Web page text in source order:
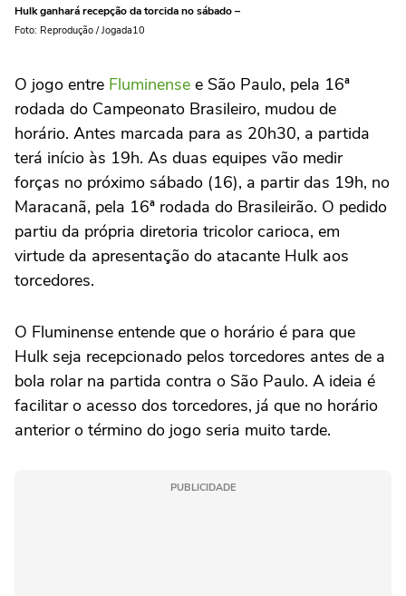
Hulk ganhará recepção da torcida no sábado –
Foto: Reprodução / Jogada10
O jogo entre Fluminense e São Paulo, pela 16ª
rodada do Campeonato Brasileiro, mudou de
horário. Antes marcada para as 20h30, a partida
terá início às 19h. As duas equipes vão medir
forças no próximo sábado (16), a partir das 19h, no
Maracanã, pela 16ª rodada do Brasileirão. O pedido
partiu da própria diretoria tricolor carioca, em
virtude da apresentação do atacante Hulk aos
torcedores.
O Fluminense entende que o horário é para que
Hulk seja recepcionado pelos torcedores antes de a
bola rolar na partida contra o São Paulo. A ideia é
facilitar o acesso dos torcedores, já que no horário
anterior o término do jogo seria muito tarde.
PUBLICIDADE